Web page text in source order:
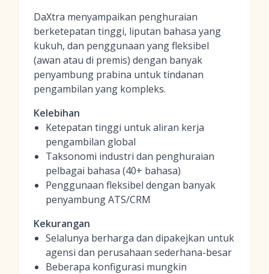
DaXtra menyampaikan penghuraian
berketepatan tinggi, liputan bahasa yang
kukuh, dan penggunaan yang fleksibel
(awan atau di premis) dengan banyak
penyambung prabina untuk tindanan
pengambilan yang kompleks.
Kelebihan
Ketepatan tinggi untuk aliran kerja
pengambilan global
Taksonomi industri dan penghuraian
pelbagai bahasa (40+ bahasa)
Penggunaan fleksibel dengan banyak
penyambung ATS/CRM
Kekurangan
Selalunya berharga dan dipakejkan untuk
agensi dan perusahaan sederhana-besar
Beberapa konfigurasi mungkin